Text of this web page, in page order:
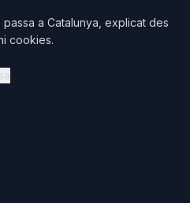
a Catalunya, explicat des
cookies.